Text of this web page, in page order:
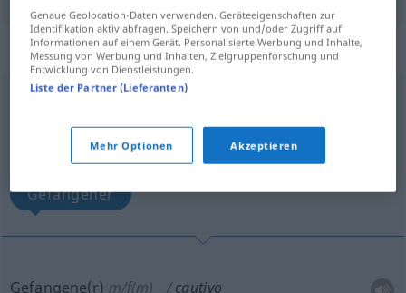
„cautivo“: masculino
cautivo [kaŭˈtiβo]m,cautiva
Übersicht aller Übersetzungen
(Für mehr Details die Übersetzung anklicken/antippen)
Gefangener
Gefangene(r) m/f(m) cautivo
Genaue Geolocation-Daten verwenden. Geräteeigenschaften zur
Identifikation aktiv abfragen. Speichern von und/oder Zugriff auf
Informationen auf einem Gerät. Personalisierte Werbung und Inhalte,
Messung von Werbung und Inhalten, Zielgruppenforschung und
Entwicklung von Dienstleistungen.
Liste der Partner (Lieferanten)
Mehr Optionen Akzeptieren